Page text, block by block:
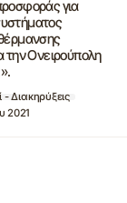
για
την Ονειρούπολη
- Διακηρύξεις
2021